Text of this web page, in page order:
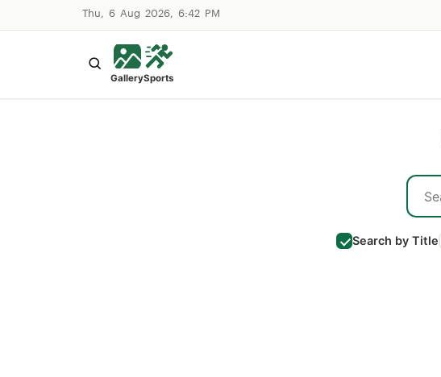
Thu, 6 Aug 2026, 6:42 PM
Sports
Gallery
Search by Title